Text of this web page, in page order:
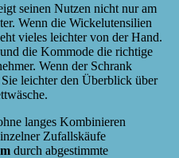
seinen Nutzen nicht nur am
Wenn die Wickelutensilien
vieles leichter von der Hand.
die Kommode die richtige
Wenn der Schrank
leichter den Überblick über
langes Kombinieren
Zufallskäufe
durch abgestimmte